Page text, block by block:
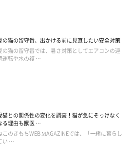
飼いでも、日々集会が行われている
見かけたら、邪魔しないように静かに
♪
の猫の留守番、出かける前に見直したい安全対策
の猫の留守番では、暑さ対策としてエアコンの連
運転や水の複 …
猫との関係性の変化を調査！猫が急にそっけなく
る理由も獣医 …
このきもちWEB MAGAZINEでは、「一緒に暮らし
い …